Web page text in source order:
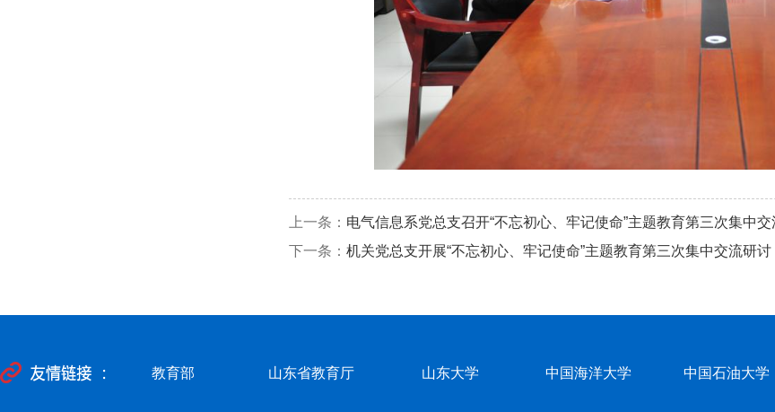
上一条： 电气信息系党总支召开“不忘初心、牢记使命”主题教育第三次集中
下一条： 机关党总支开展“不忘初心、牢记使命”主题教育第三次集中交流研讨
教育部 山东省教育厅 山东大学 中国海洋大学 中国石油大学